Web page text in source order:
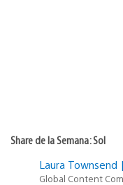
Share de la Semana: Sol
Laura Townsend
Global Content